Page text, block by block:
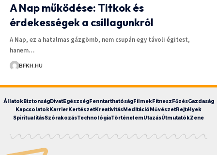
A Nap működése: Titkok és
érdekességek a csillagunkról
A Nap, ez a hatalmas gázgömb, nem csupán egy távoli égitest,
hanem…
BFKH.HU
ÁllatokBiztonságDivatEgészségFenntarthatóságFilmekFitneszFőzésGazdaság
KapcsolatokKarrierKertészetKreativitásMeditációMűvészetRejtélyek
SpiritualitásSzórakozásTechnológiaTörténelemUtazásÚtmutatókZene